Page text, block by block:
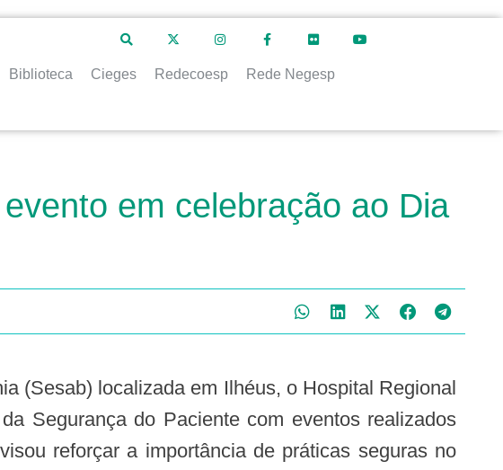
Biblioteca Cieges Redecoesp Rede Negesp
em celebração ao Dia
Segurança do Paciente com eventos realizados
reforçar a importância de práticas seguras no